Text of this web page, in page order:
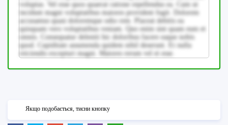
voluptas. Vel esse quos quaerat ratione repellendus ea. Cum ut
incidunt magni voluptatibus maiores provident fugit. Dolorem
accusamus quasi doloremque odio rem. Placeat debitis ea
quisquam vero voluptatibus veniam. Quo enim sint quam eum et
omnis. Consequatur deleniti hic doloribus facere eaque nobis
quod. Cupiditate assumenda quidem nihil deserunt. Et nulla
reiciendis excepturi magni. Maiores rerum vel et esse.
Якщо подобається, тисни кнопку